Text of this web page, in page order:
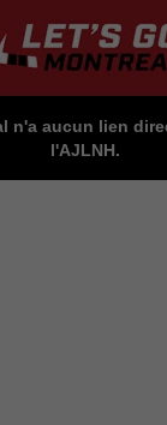
n'a aucun lien
l'AJLNH.